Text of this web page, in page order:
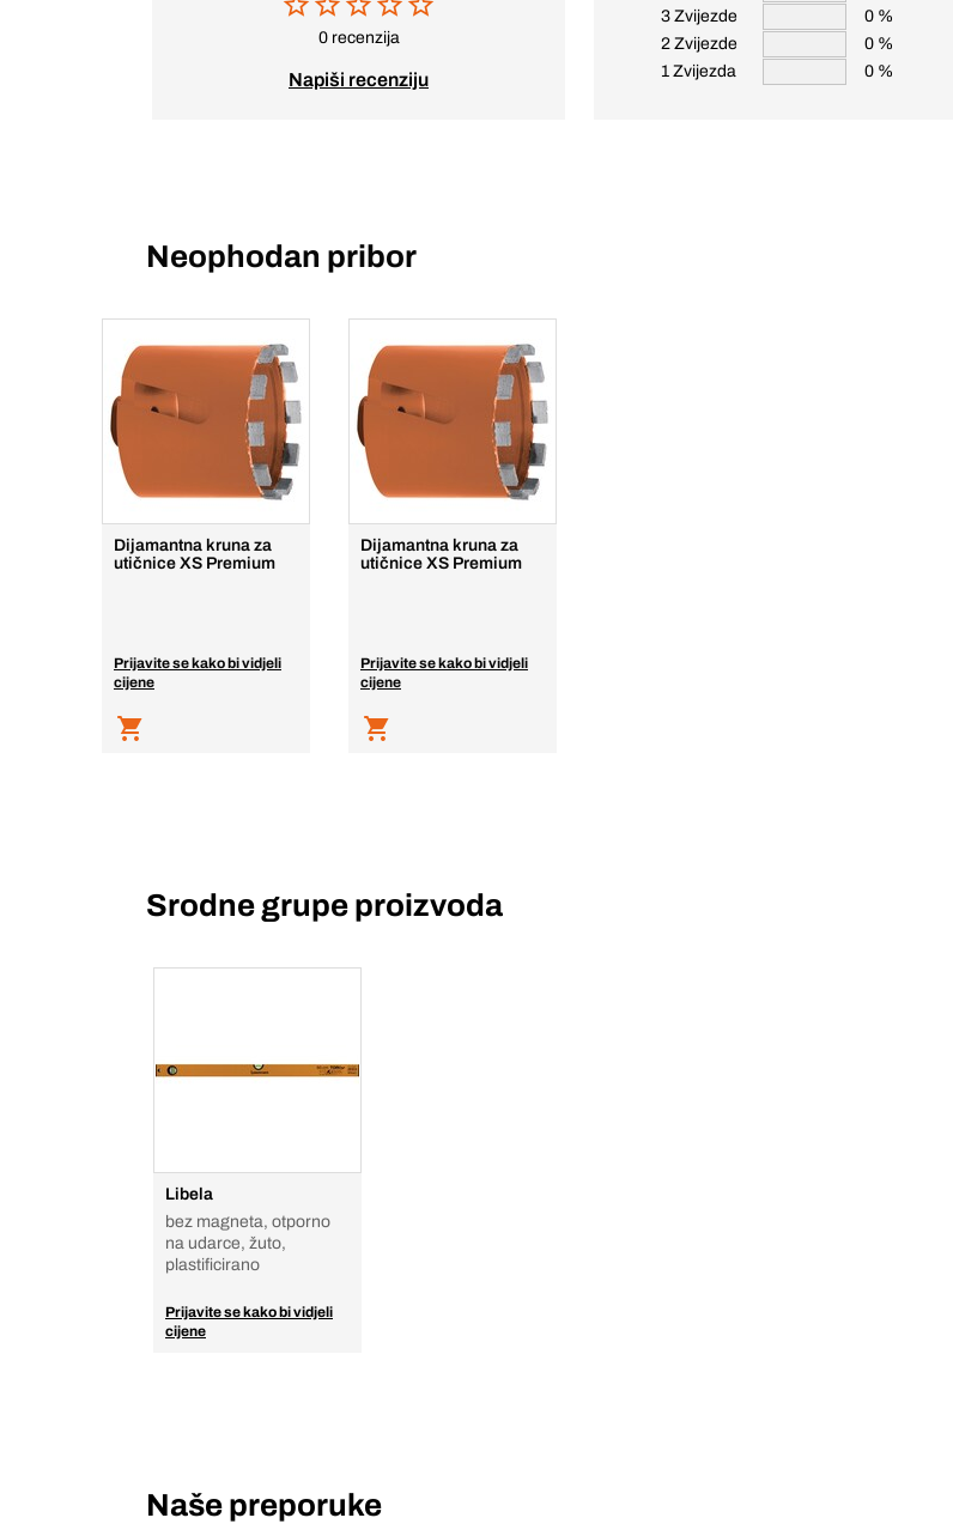
0 recenzija
Napiši recenziju
3 Zvijezde
0 %
2 Zvijezde
0 %
1 Zvijezda
0 %
Neophodan pribor
Dijamantna kruna za
utičnice XS Premium
Prijavite se kako bi vidjeli
cijene
Dijamantna kruna za
utičnice XS Premium
Prijavite se kako bi vidjeli
cijene
Srodne grupe proizvoda
Libela
bez magneta, otporno
na udarce, žuto,
plastificirano
Prijavite se kako bi vidjeli
cijene
Naše preporuke